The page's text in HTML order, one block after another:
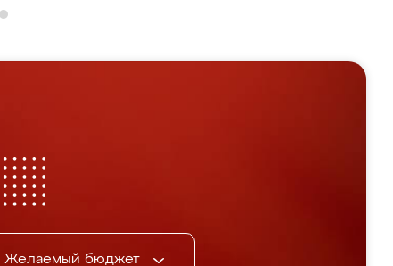
Желаемый бюджет